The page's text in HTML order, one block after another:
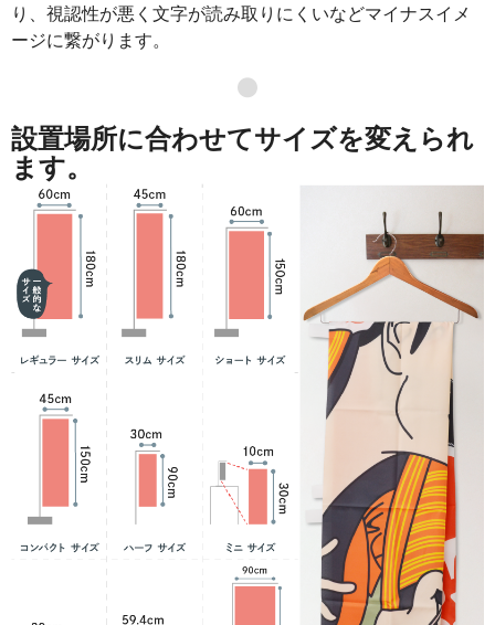
り、視認性が悪く文字が読み取りにくいなどマイナスイメ
ージに繋がります。
●
設置場所に合わせてサイズを変えられ
ます。